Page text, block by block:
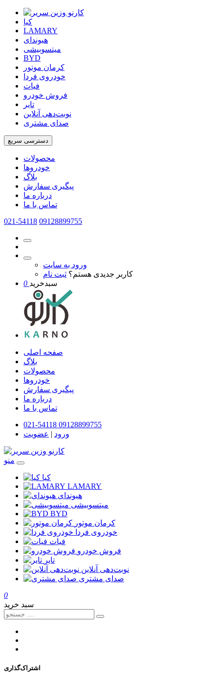
کیا
LAMARY
هیوندای
میتسوبیشی
BYD
کرمان موتور
خودروی فردا
فیات
فروش خودرو
تایر
نوبت‌دهی آنلاین
صدای مشتری
دسترسی سریع
محصولات
خودروها
بلاگ
پیگیری سفارش
درباره ما
تماس با ما
021-54118 09128899755
ورود به سایت
کاربر جدیدی هستم؟ ثبت نام
0 سبدخرید
صفحه اصلی
بلاگ
محصولات
خودروها
پیگیری سفارش
درباره ما
تماس با ما
021-54118 09128899755
ورود | عضویت
منو
کیا
LAMARY
هیوندای
میتسوبیشی
BYD
کرمان موتور
خودروی فردا
فیات
فروش خودرو
تایر
نوبت‌دهی آنلاین
صدای مشتری
0
سبد خرید
اشتراک‌گذاری